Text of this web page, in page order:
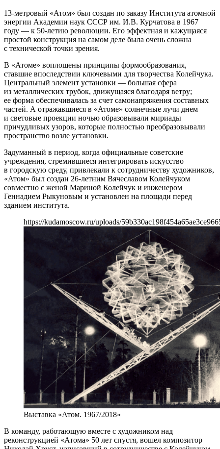
13-метровый «Атом» был создан по заказу Института атомной
энергии Академии наук СССР им. И.В. Курчатова в 1967
году — к 50-летию революции. Его эффектная и кажущаяся
простой конструкция на самом деле была очень сложна
с технической точки зрения.
В «Атоме» воплощены принципы формообразования,
ставшие впоследствии ключевыми для творчества Колейчука.
Центральный элемент установки — большая сфера
из металлических трубок, движущаяся благодаря ветру;
ее форма обеспечивалась за счет самонапряжения составных
частей. А отражавшиеся в «Атоме» солнечные лучи днем
и световые проекции ночью образовывали мириады
причудливых узоров, которые полностью преобразовывали
пространство возле установки.
Задуманный в период, когда официальные советские
учреждения, стремившиеся интегрировать искусство
в городскую среду, привлекали к сотрудничеству художников,
«Атом» был создан 26-летним Вячеславом Колейчуком
совместно с женой Мариной Колейчук и инженером
Геннадием Рыкуновым и установлен на площади перед
зданием института.
https://kudamoscow.ru/uploads/
Выставка «Атом. 1967/2018»
В команду, работающую вместе с художником над
реконструкцией «Атома» 50 лет спустя, вошел композитор